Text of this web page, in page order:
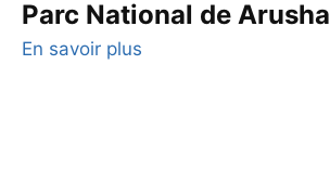
Parc National de Arusha
En savoir plus